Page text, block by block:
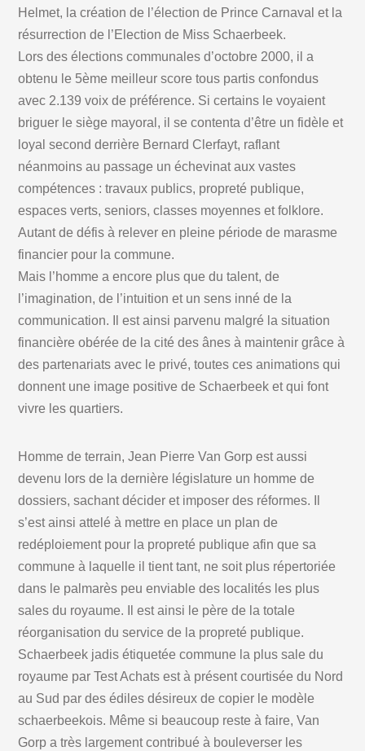
Helmet, la création de l’élection de Prince Carnaval et la
résurrection de l’Election de Miss Schaerbeek.
Lors des élections communales d’octobre 2000, il a
obtenu le 5ème meilleur score tous partis confondus
avec 2.139 voix de préférence. Si certains le voyaient
briguer le siège mayoral, il se contenta d’être un fidèle et
loyal second derrière Bernard Clerfayt, raflant
néanmoins au passage un échevinat aux vastes
compétences : travaux publics, propreté publique,
espaces verts, seniors, classes moyennes et folklore.
Autant de défis à relever en pleine période de marasme
financier pour la commune.
Mais l’homme a encore plus que du talent, de
l’imagination, de l’intuition et un sens inné de la
communication. Il est ainsi parvenu malgré la situation
financière obérée de la cité des ânes à maintenir grâce à
des partenariats avec le privé, toutes ces animations qui
donnent une image positive de Schaerbeek et qui font
vivre les quartiers.
Homme de terrain, Jean Pierre Van Gorp est aussi
devenu lors de la dernière législature un homme de
dossiers, sachant décider et imposer des réformes. Il
s’est ainsi attelé à mettre en place un plan de
redéploiement pour la propreté publique afin que sa
commune à laquelle il tient tant, ne soit plus répertoriée
dans le palmarès peu enviable des localités les plus
sales du royaume. Il est ainsi le père de la totale
réorganisation du service de la propreté publique.
Schaerbeek jadis étiquetée commune la plus sale du
royaume par Test Achats est à présent courtisée du Nord
au Sud par des édiles désireux de copier le modèle
schaerbeekois. Même si beaucoup reste à faire, Van
Gorp a très largement contribué à bouleverser les